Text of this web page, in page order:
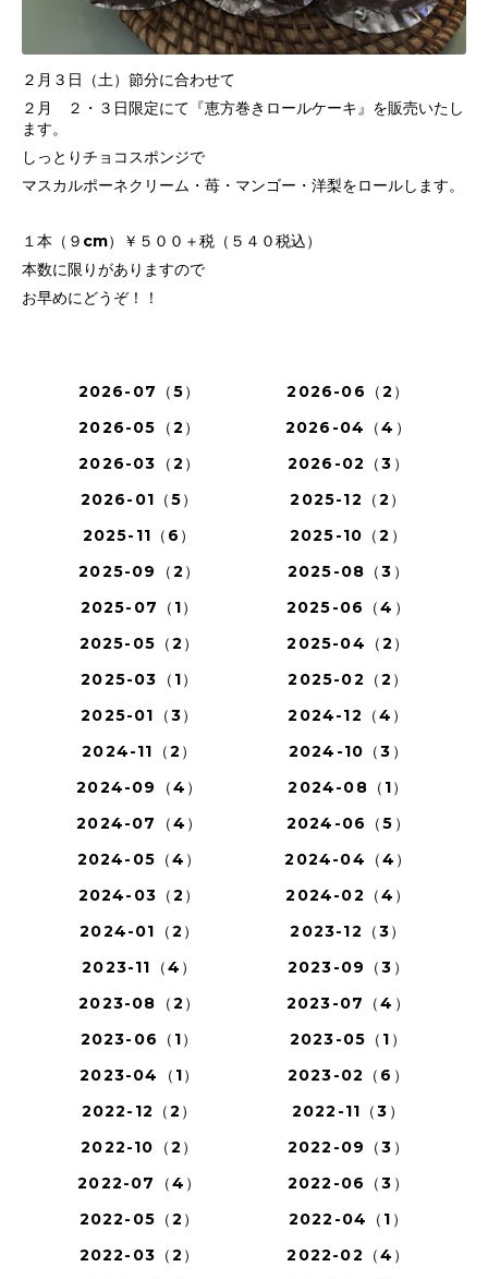
２月３日（土）節分に合わせて
２月 ２・３日限定にて『恵方巻きロールケーキ』を販売いたし
ます。
しっとりチョコスポンジで
マスカルポーネクリーム・苺・マンゴー・洋梨をロールします。
１本（９cm）￥５００＋税（５４０税込）
本数に限りがありますので
お早めにどうぞ！！
2026-07（5）
2026-06（2）
2026-05（2）
2026-04（4）
2026-03（2）
2026-02（3）
2026-01（5）
2025-12（2）
2025-11（6）
2025-10（2）
2025-09（2）
2025-08（3）
2025-07（1）
2025-06（4）
2025-05（2）
2025-04（2）
2025-03（1）
2025-02（2）
2025-01（3）
2024-12（4）
2024-11（2）
2024-10（3）
2024-09（4）
2024-08（1）
2024-07（4）
2024-06（5）
2024-05（4）
2024-04（4）
2024-03（2）
2024-02（4）
2024-01（2）
2023-12（3）
2023-11（4）
2023-09（3）
2023-08（2）
2023-07（4）
2023-06（1）
2023-05（1）
2023-04（1）
2023-02（6）
2022-12（2）
2022-11（3）
2022-10（2）
2022-09（3）
2022-07（4）
2022-06（3）
2022-05（2）
2022-04（1）
2022-03（2）
2022-02（4）